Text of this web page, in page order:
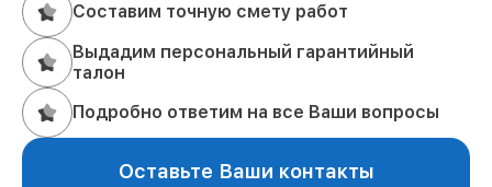
Составим точную смету работ
Выдадим персональный гарантийный
талон
Подробно ответим на все Ваши вопросы
Оставьте Ваши контакты